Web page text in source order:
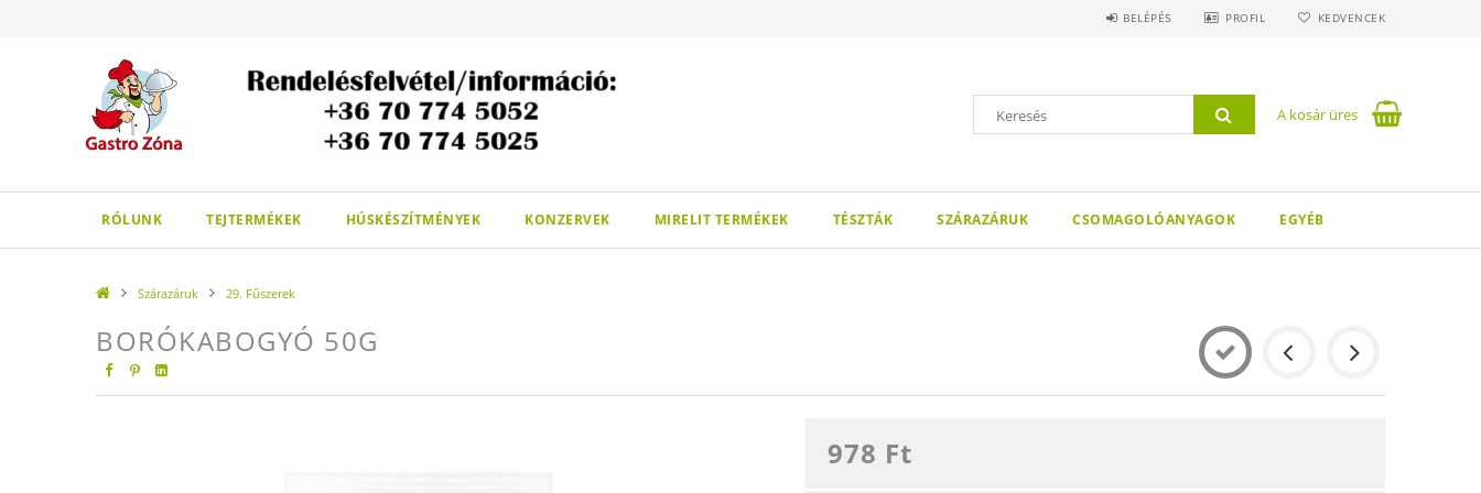
BELÉPÉS PROFIL KEDVENCEK
A kosár üres
RÓLUNK TEJTERMÉKEK HÚSKÉSZÍTMÉNYEK KONZERVEK MIRELIT TERMÉKEK TÉSZTÁK SZÁRAZÁRUK CSOMAGOLÓANYAGOK EGYÉB
Szárazáruk 29. Fűszerek
BORÓKABOGYÓ 50G
978 Ft